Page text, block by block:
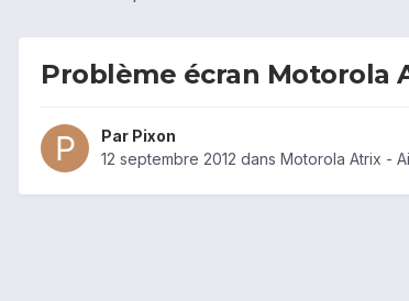
Problème écran Motorola
Par Pixon
12 septembre 2012 dans Motorola Atrix -